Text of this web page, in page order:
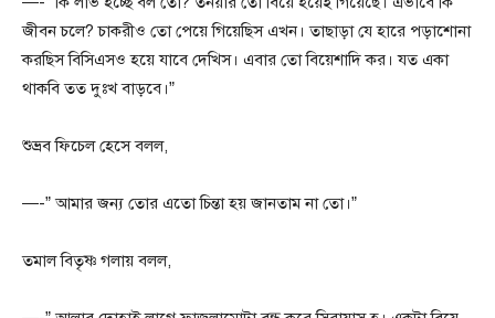
জীবন চলে? চাকরীও তো পেয়ে গিয়েছিস এখন। তাছাড়া যে হারে পড়াশোনা
করছিস বিসিএসও হয়ে যাবে দেখিস। এবার তো বিয়েশাদি কর। যত একা
থাকবি তত দুঃখ বাড়বে।”
শুভ্রব ফিচেল হেসে বলল,
—-” আমার জন্য তোর এতো চিন্তা হয় জানতাম না তো।”
তমাল বিতৃষ্ণ গলায় বলল,